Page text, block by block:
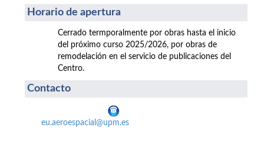
Horario de apertura
Cerrado termporalmente por obras hasta el inicio
del próximo curso 2025/2026, por obras de
remodelación en el servicio de publicaciones del
Centro.
Contacto
eu.aeroespacial@upm.es